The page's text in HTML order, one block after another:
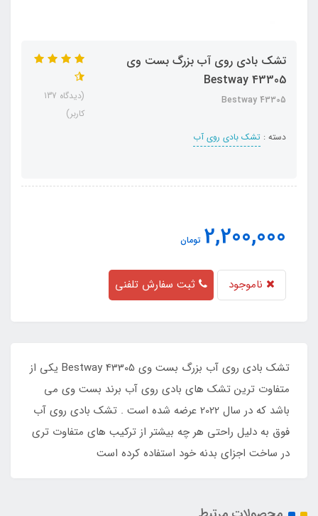
تشک بادی روی آب بزرگ بست وی
Bestway 43305
Bestway 43305
دسته : تشک بادی روی آب
(دیدگاه 137
کاربر)
2,200,000 تومان
ناموجود ثبت سفارش تلفنی
تشک بادی روی آب بزرگ بست وی Bestway 43305 یکی از
متفاوت ترین تشک های بادی روی آب برند بست وی می
باشد که در سال 2022 عرضه شده است . تشک بادی روی آب
فوق به دلیل راحتی هر چه بیشتر از ترکیب های متفاوت تری
در ساخت اجزای بدنه خود استفاده کرده است